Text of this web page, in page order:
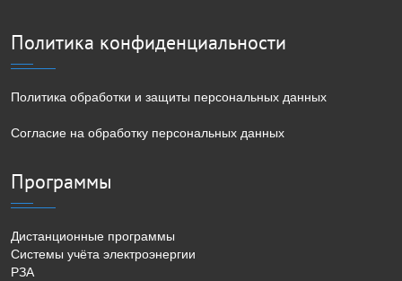
Политика конфиденциальности
Политика обработки и защиты персональных данных
Согласие на обработку персональных данных
Программы
Дистанционные программы
Системы учёта электроэнергии
РЗА